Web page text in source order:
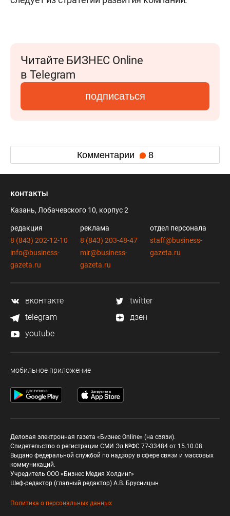
Читайте БИЗНЕС Online
в Telegram
подписаться
Комментарии 8
контакты
Казань, Лобачевского 10, корпус 2
редакция
8 (843) 202-12-10
info@business-
gazeta.ru
реклама
8 (843) 203-48-47
mir@business-
gazeta.ru
отдел персонала
staff@business-
gazeta.ru
вконтакте
twitter
telegram
дзен
youtube
мобильное приложение
Деловая электронная газета «Бизнес Online» (на связи).
Свидетельство о регистрации СМИ Эл №ФС 77-33484 от 15.10.08.
Выдано федеральной службой по надзору в сфере связи и массовых
коммуникаций.
Учредитель ООО «Бизнес Медия Холдинг»
Шеф-редактор (главный редактор) А.В. Брусницын
Политика о персональных данных